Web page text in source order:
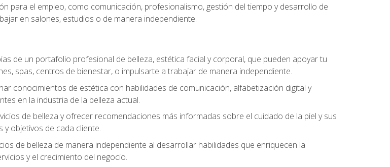
para el empleo, como comunicación, profesionalismo, gestión del tiempo y desarrollo de
en salones, estudios o de manera independiente.
de un portafolio profesional de belleza, estética facial y corporal, que pueden apoyar tu
spas, centros de bienestar, o impulsarte a trabajar de manera independiente.
conocimientos de estética con habilidades de comunicación, alfabetización digital y
en la industria de la belleza actual.
de belleza y ofrecer recomendaciones más informadas sobre el cuidado de la piel y sus
objetivos de cada cliente.
de belleza de manera independiente al desarrollar habilidades que enriquecen la
y el crecimiento del negocio.